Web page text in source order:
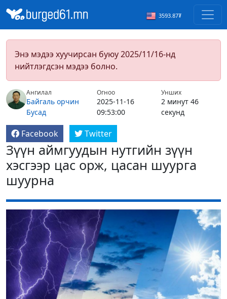
3593.87₮
Энэ мэдээ хуучирсан буюу 2025/11/16-нд
нийтлэгдсэн мэдээ болно.
Ангилал
Байгаль орчин
Бусад
Огноо
2025-11-16
09:53:00
Унших
2 минут 46
секунд
Facebook Twitter
Зүүн аймгуудын нутгийн зүүн
хэсгээр цас орж, цасан шуурга
шуурна